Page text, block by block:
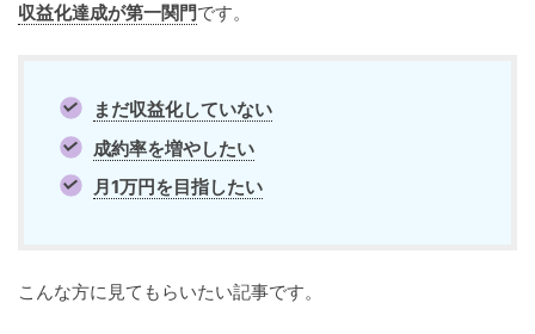
収益化達成が第一関門です。
まだ収益化していない
成約率を増やしたい
月1万円を目指したい
こんな方に見てもらいたい記事です。